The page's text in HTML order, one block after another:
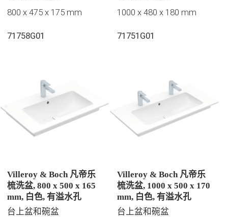
800 x 475 x 175 mm
71758G01
1000 x 480 x 180 mm
71751G01
Villeroy & Boch 凡帝乐
梳洗盆, 800 x 500 x 165
mm, 白色, 有溢水孔
台上盆和碗盆
Villeroy & Boch 凡帝乐
梳洗盆, 1000 x 500 x 170
mm, 白色, 有溢水孔
台上盆和碗盆